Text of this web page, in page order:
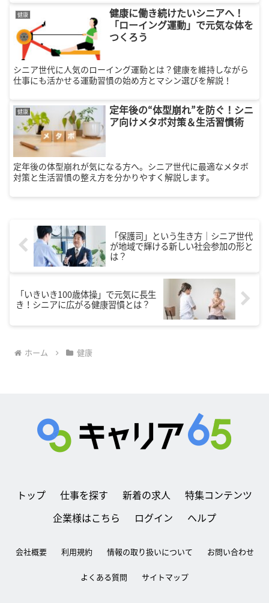
健康
健康に働き続けたいシニアへ！
「ローイング運動」で元気な体を
つくろう
シニア世代に人気のローイング運動とは？健康を維持しながら
仕事にも活かせる運動習慣の始め方とマシン選びを解説！
健康
定年後の“体型崩れ”を防ぐ！シニ
ア向けメタボ対策＆生活習慣術
定年後の体型崩れが気になる方へ。シニア世代に最適なメタボ
対策と生活習慣の整え方を分かりやすく解説します。
「保護司」という生き方｜シニア世代
が地域で輝ける新しい社会参加の形と
は？
「いきいき100歳体操」で元気に長生
き！シニアに広がる健康習慣とは？
ホーム 健康
トップ 仕事を探す 新着の求人
特集コンテンツ
企業様はこちら
ログイン ヘルプ
会社概要 利用規約 情報の取り扱いについて お問い合わせ
よくある質問 サイトマップ